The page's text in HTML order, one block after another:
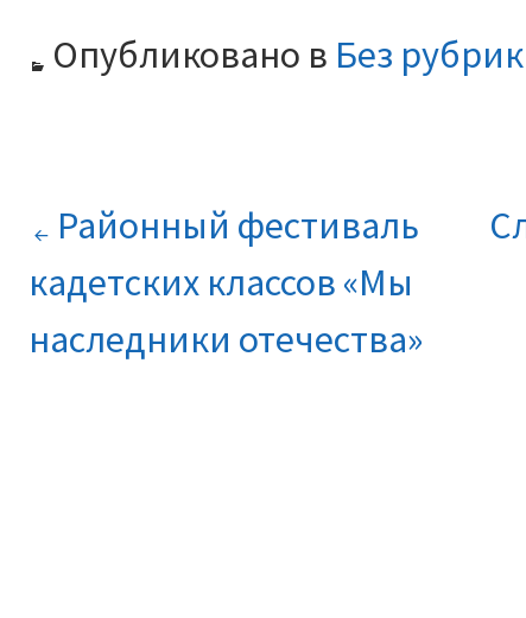
Опубликовано в Без
НАВИГАЦИЯ
ЗАПИСЯМ
Районный фестиваль
кадетских классов «Мы
наследники отечества»